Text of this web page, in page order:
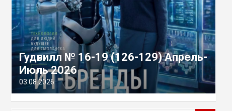
Гудвилл № 16-19 (126-129) Апрель-
Июль 2026
03.08.2026